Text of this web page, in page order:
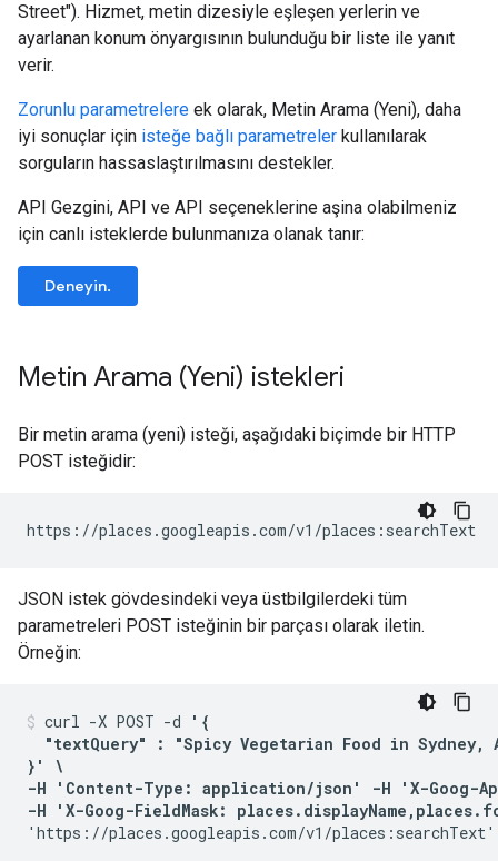
Street"). Hizmet, metin dizesiyle eşleşen yerlerin ve
ayarlanan konum önyargısının bulunduğu bir liste ile yanıt
verir.
Zorunlu parametrelere ek olarak, Metin Arama (Yeni), daha
iyi sonuçlar için isteğe bağlı parametreler kullanılarak
sorguların hassaslaştırılmasını destekler.
API Gezgini, API ve API seçeneklerine aşina olabilmeniz
için canlı isteklerde bulunmanıza olanak tanır:
Deneyin.
Metin Arama (Yeni) istekleri
Bir metin arama (yeni) isteği, aşağıdaki biçimde bir HTTP
POST isteğidir:
https://places.googleapis.com/v1/places:searchText
JSON istek gövdesindeki veya üstbilgilerdeki tüm
parametreleri POST isteğinin bir parçası olarak iletin.
Örneğin:
curl -X POST -d
'{
"textQuery" : "Spicy Vegetarian Food in Sydney,
}' \
-H 'Content-Type: application/json' -H 'X-Goog-
-H 'X-Goog-FieldMask:
'https://places.googleapis.com/v1/places:searchText'